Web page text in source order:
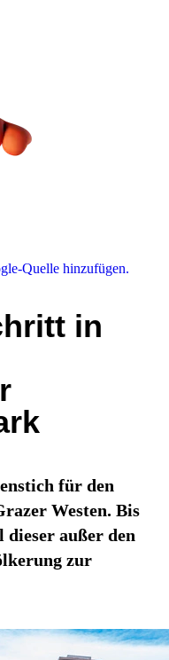
Quelle hinzufügen.
in
für den
Westen. Bis
dieser außer den
zur